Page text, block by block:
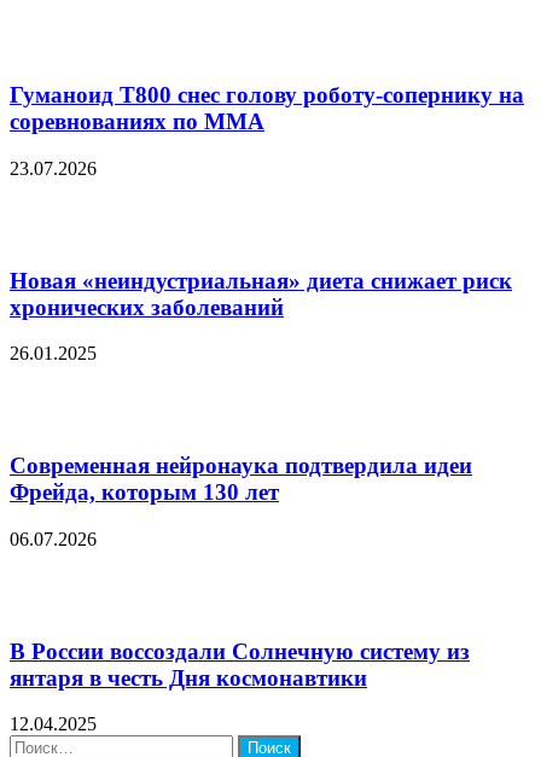
Гуманоид T800 снес голову роботу-сопернику на
соревнованиях по ММА
23.07.2026
Новая «неиндустриальная» диета снижает риск
хронических заболеваний
26.01.2025
Современная нейронаука подтвердила идеи
Фрейда, которым 130 лет
06.07.2026
В России воссоздали Солнечную систему из
янтаря в честь Дня космонавтики
12.04.2025
Найти: